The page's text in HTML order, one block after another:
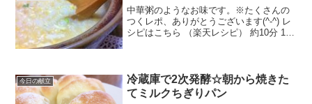
中華粥のようなお味です。※たくさんの
つくレポ、ありがとうございます(^-^) レ
シピはこちら （楽天レシピ） 約10分 100
今日の献立
冷蔵庫で2次発酵☆朝から焼きた
てミルクちぎりパン